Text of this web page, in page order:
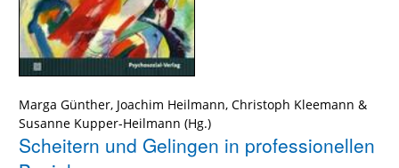
Marga Günther, Joachim Heilmann, Christoph Kleemann &
Susanne Kupper-Heilmann
Scheitern und Gelingen in professionellen